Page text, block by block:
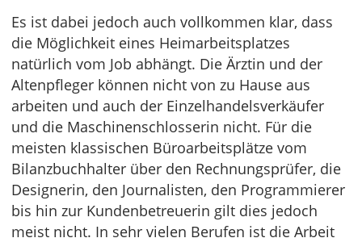
Es ist dabei jedoch auch vollkommen klar, dass
die Möglichkeit eines Heimarbeitsplatzes
natürlich vom Job abhängt. Die Ärztin und der
Altenpfleger können nicht von zu Hause aus
arbeiten und auch der Einzelhandelsverkäufer
und die Maschinenschlosserin nicht. Für die
meisten klassischen Büroarbeitsplätze vom
Bilanzbuchhalter über den Rechnungsprüfer, die
Designerin, den Journalisten, den Programmierer
bis hin zur Kundenbetreuerin gilt dies jedoch
meist nicht. In sehr vielen Berufen ist die Arbeit